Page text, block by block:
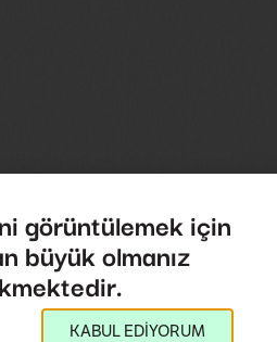
görüntülemek için
büyük olmanız
KABUL EDİYORUM